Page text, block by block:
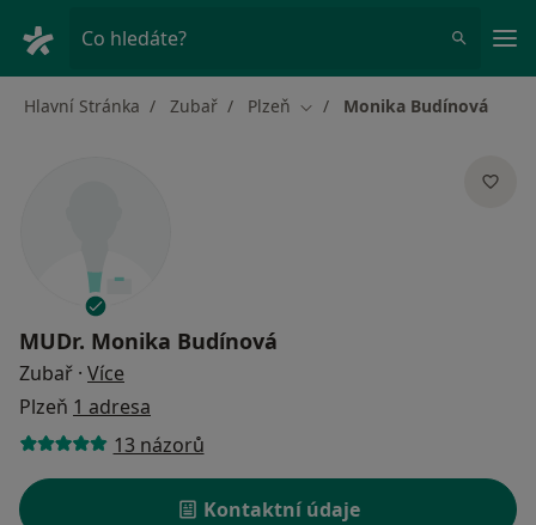
Co hledáte?
Hlavní Stránka Zubař Plzeň Změna města
Monika Budínová
MUDr. Monika Budínová
Zubař · Více
Plzeň 1 adresa
13 názorů
Kontaktní údaje